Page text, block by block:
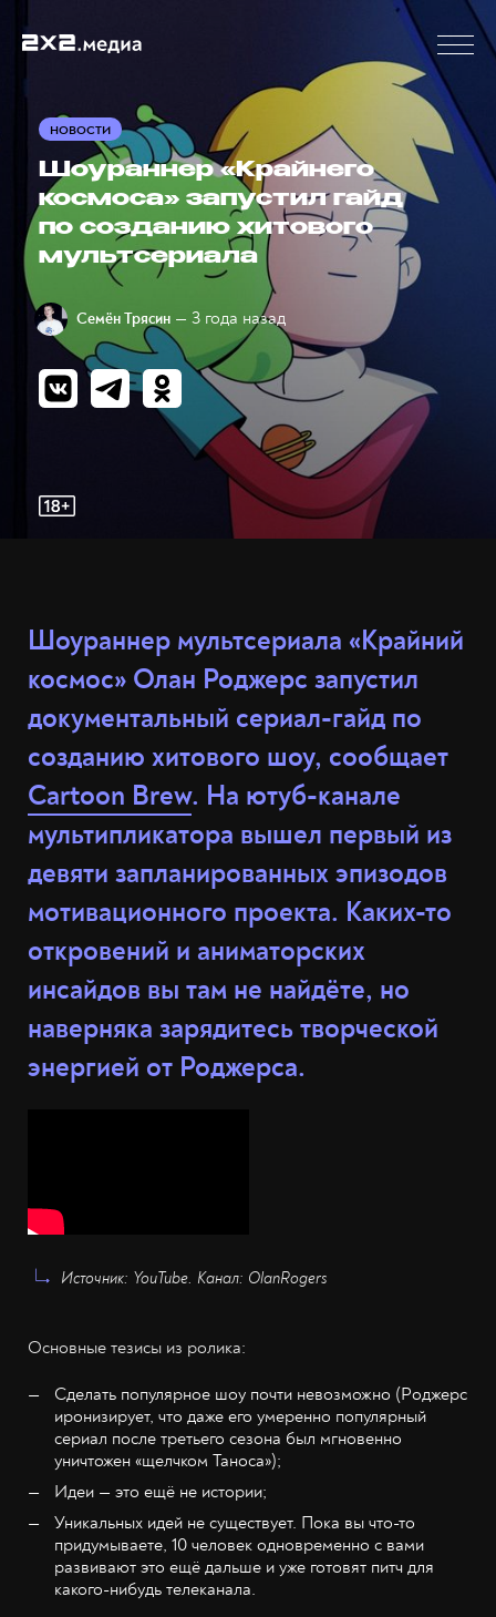
НОВОСТИ
Шоураннер «Крайнего
космоса» запустил гайд
по созданию хитового
мультсериала
Семён Трясин — 3 года назад
Шоураннер мультсериала «Крайний
космос» Олан Роджерс запустил
документальный сериал-гайд по
созданию хитового шоу, сообщает
Cartoon Brew. На ютуб-канале
мультипликатора вышел первый из
девяти запланированных эпизодов
мотивационного проекта. Каких-то
откровений и аниматорских
инсайдов вы там не найдёте, но
наверняка зарядитесь творческой
энергией от Роджерса.
Источник: YouTube. Канал: OlanRogers
Основные тезисы из ролика:
Сделать популярное шоу почти невозможно (Роджерс
иронизирует, что даже его умеренно популярный
сериал после третьего сезона был мгновенно
уничтожен «щелчком Таноса»);
Идеи — это ещё не истории;
Уникальных идей не существует. Пока вы что-то
придумываете, 10 человек одновременно с вами
развивают это ещё дальше и уже готовят питч для
какого-нибудь телеканала.